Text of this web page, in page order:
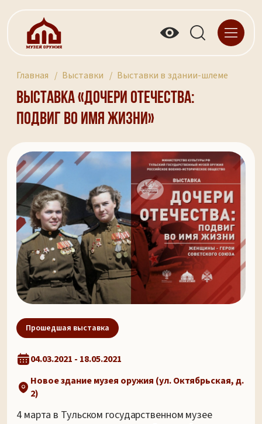
Главная Выставки Выставки в здании-шлеме
Выставка «Дочери Отечества:
подвиг во имя жизни»
Прошедшая выставка
04.03.2021 - 18.05.2021
Новое здание музея оружия (ул. Октябрьская, д.
2)
4 марта в Тульском государственном музее